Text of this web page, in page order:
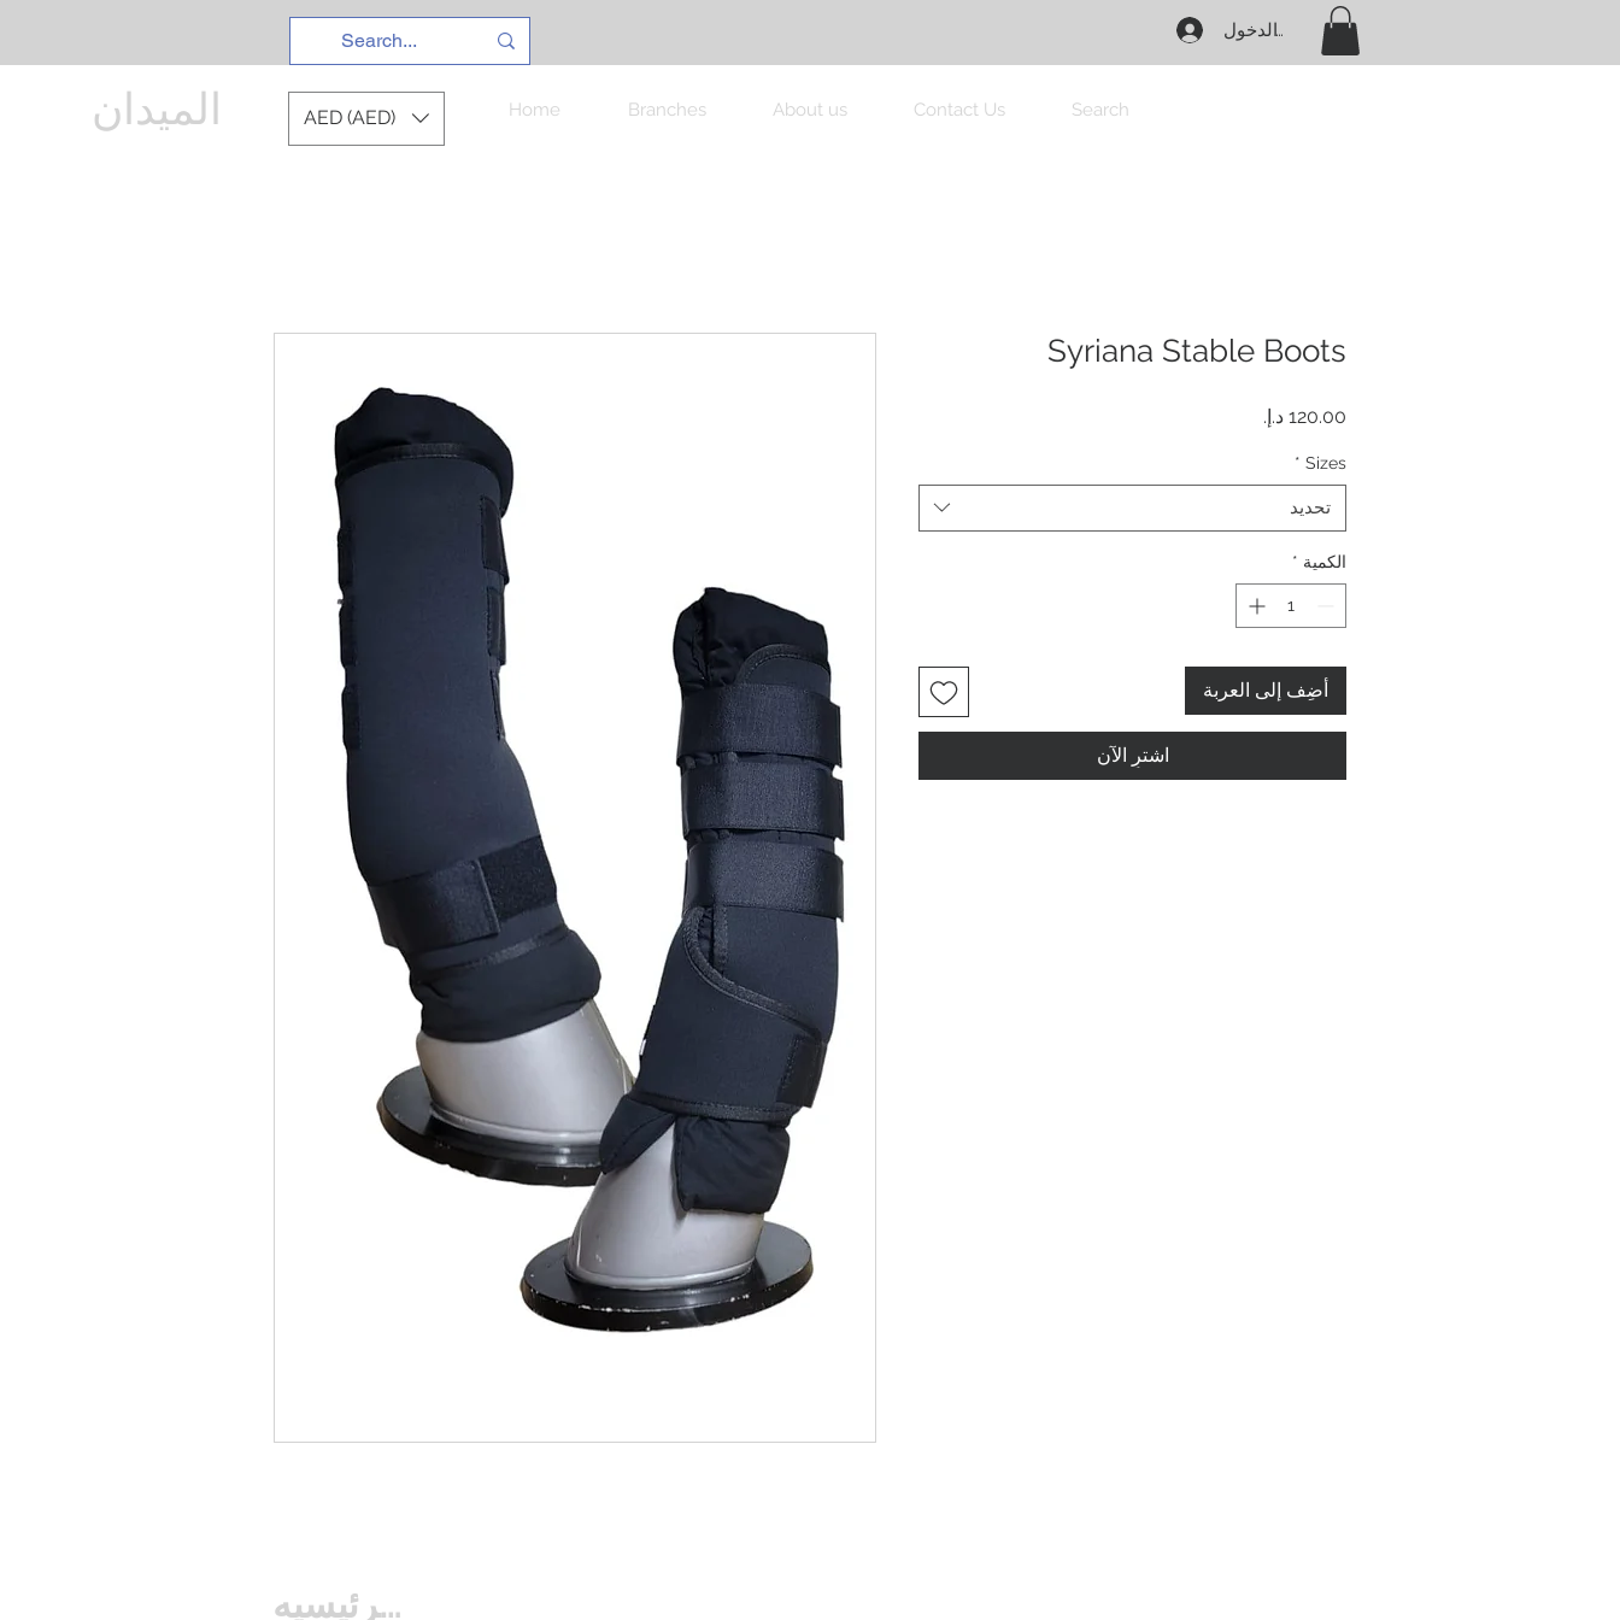
تسجيل الدخول
الميدان AED (AED) Home Branches About us Contact Us Search
Syriana Stable Boots
Sizes
*
تحديد
الكمية *
أضِف إلى العربة
اشترِ الآن
الصفحه الرئيسيه